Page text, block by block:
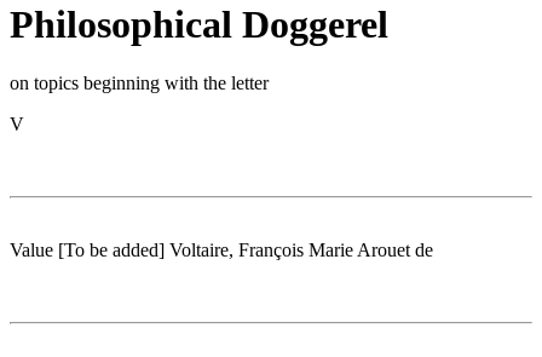
Philosophical Doggerel
on topics beginning with the letter
V
Value [To be added] Voltaire, François Marie Arouet de